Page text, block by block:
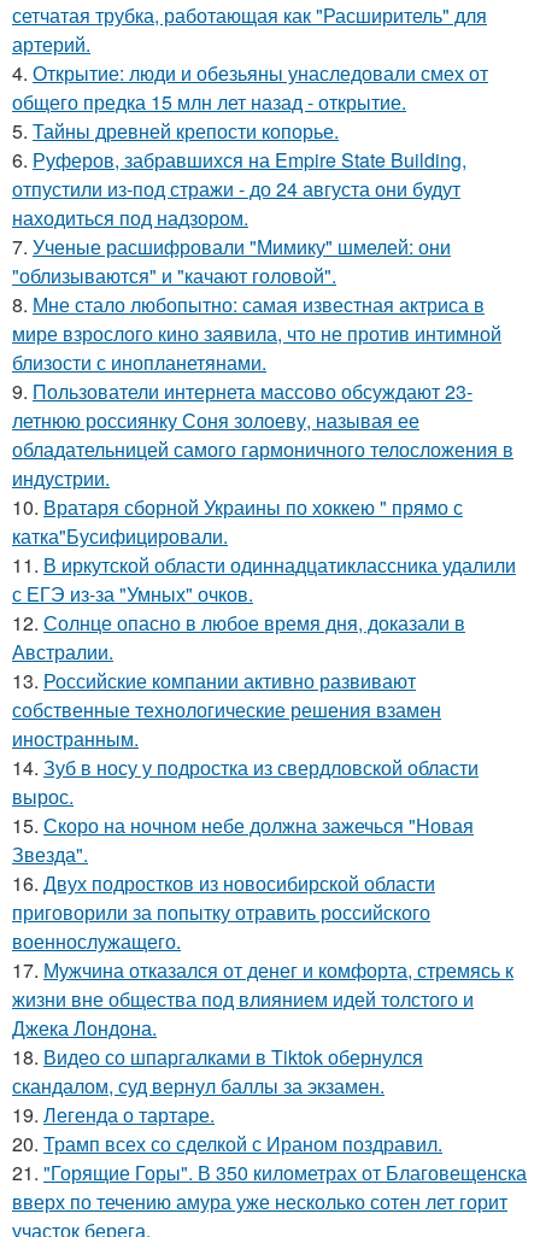
сетчатая трубка, работающая как "Расширитель" для
артерий.
4. Открытие: люди и обезьяны унаследовали смех от
общего предка 15 млн лет назад - открытие.
5. Тайны древней крепости копорье.
6. Руферов, забравшихся на Empire State Building,
отпустили из-под стражи - до 24 августа они будут
находиться под надзором.
7. Ученые расшифровали "Мимику" шмелей: они
"облизываются" и "качают головой".
8. Мне стало любопытно: самая известная актриса в
мире взрослого кино заявила, что не против интимной
близости с инопланетянами.
9. Пользователи интернета массово обсуждают 23-
летнюю россиянку Соня золоеву, называя ее
обладательницей самого гармоничного телосложения в
индустрии.
10. Вратаря сборной Украины по хоккею " прямо с
катка"Бусифицировали.
11. В иркутской области одиннадцатиклассника удалили
с ЕГЭ из-за "Умных" очков.
12. Солнце опасно в любое время дня, доказали в
Австралии.
13. Российские компании активно развивают
собственные технологические решения взамен
иностранным.
14. Зуб в носу у подростка из свердловской области
вырос.
15. Скоро на ночном небе должна зажечься "Новая
Звезда".
16. Двух подростков из новосибирской области
приговорили за попытку отравить российского
военнослужащего.
17. Мужчина отказался от денег и комфорта, стремясь к
жизни вне общества под влиянием идей толстого и
Джека Лондона.
18. Видео со шпаргалками в Tiktok обернулся
скандалом, суд вернул баллы за экзамен.
19. Легенда о тартаре.
20. Трамп всех со сделкой с Ираном поздравил.
21. "Горящие Горы". В 350 километрах от Благовещенска
вверх по течению амура уже несколько сотен лет горит
участок берега.